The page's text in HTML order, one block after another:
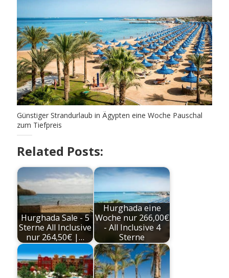
Günstiger Strandurlaub in Ägypten eine Woche Pauschal
zum Tiefpreis
Related Posts:
Hurghada Sale - 5
Sterne All Inclusive
nur 264,50€ |…
Hurghada eine
Woche nur 266,00€
- All Inclusive 4
Sterne